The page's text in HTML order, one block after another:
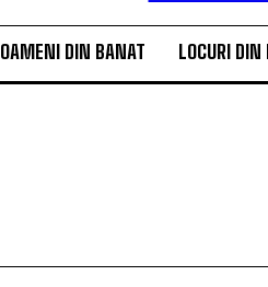
OAMENI DIN BANAT LOCURI DIN